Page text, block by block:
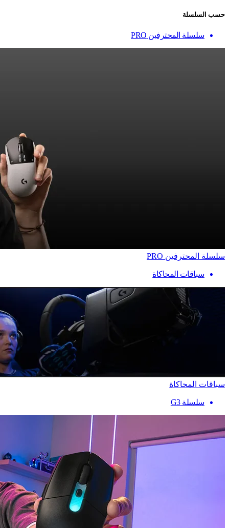
حسب السلسلة
سلسلة المحترفين PRO
سلسلة المحترفين PRO
سباقات المحاكاة
سباقات المحاكاة
سلسلة G3